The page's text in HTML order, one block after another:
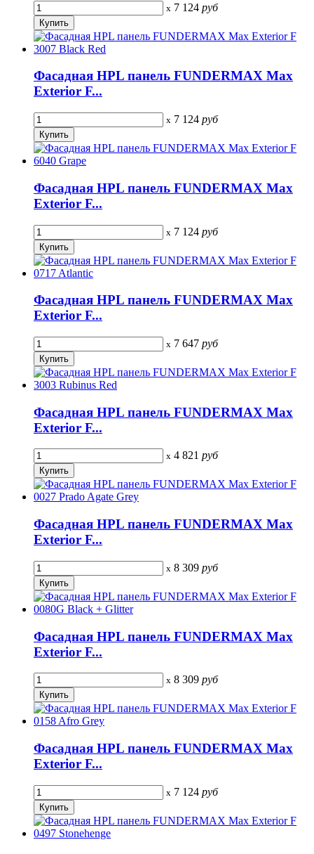
x 7 124 руб
Фасадная HPL панель FUNDERMAX Max
Exterior F...
x 7 124 руб
Фасадная HPL панель FUNDERMAX Max
Exterior F...
x 7 124 руб
Фасадная HPL панель FUNDERMAX Max
Exterior F...
x 7 647 руб
Фасадная HPL панель FUNDERMAX Max
Exterior F...
x 4 821 руб
Фасадная HPL панель FUNDERMAX Max
Exterior F...
x 8 309 руб
Фасадная HPL панель FUNDERMAX Max
Exterior F...
x 8 309 руб
Фасадная HPL панель FUNDERMAX Max
Exterior F...
x 7 124 руб